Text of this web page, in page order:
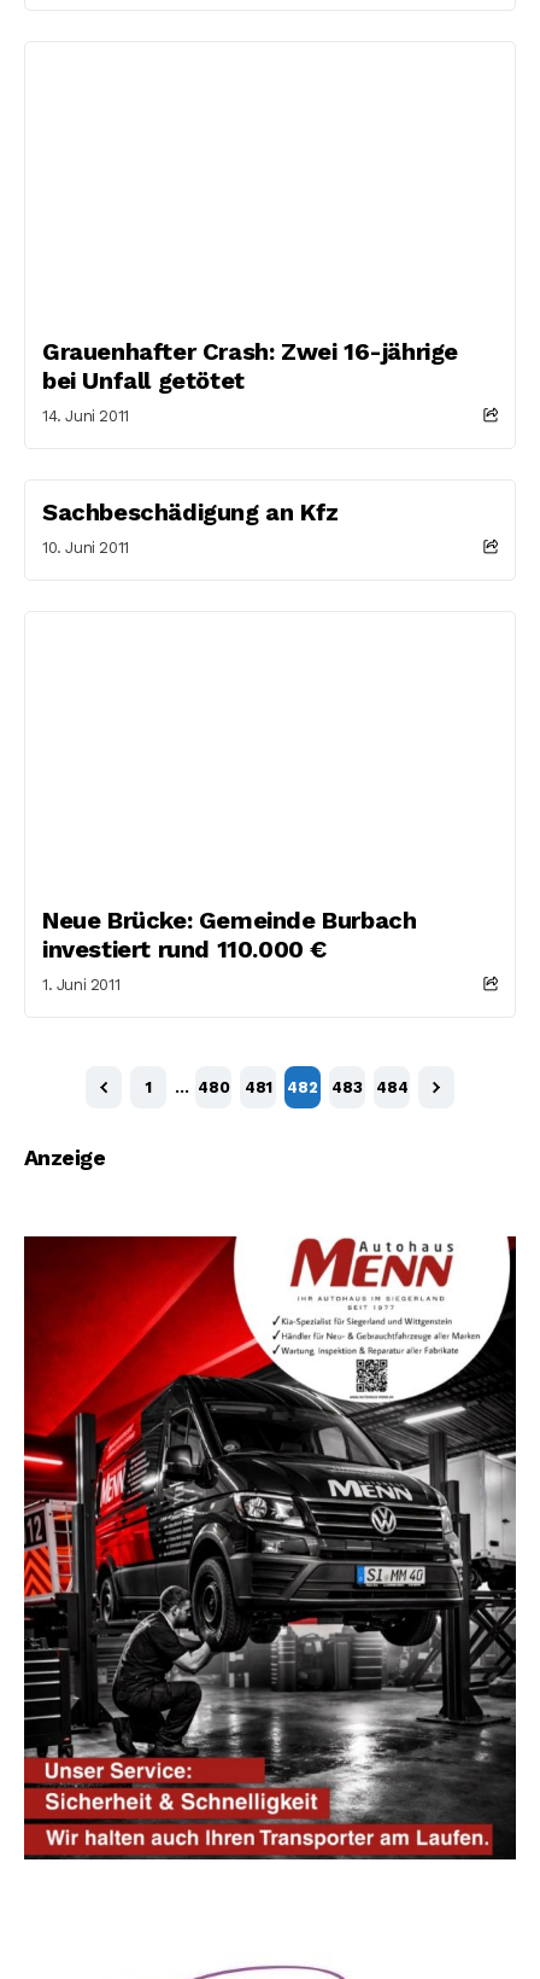
Grauenhafter Crash: Zwei 16-jährige
bei Unfall getötet
14. Juni 2011
Sachbeschädigung an Kfz
10. Juni 2011
Neue Brücke: Gemeinde Burbach
investiert rund 110.000 €
1. Juni 2011
1 … 480 481 482 483 484
Anzeige